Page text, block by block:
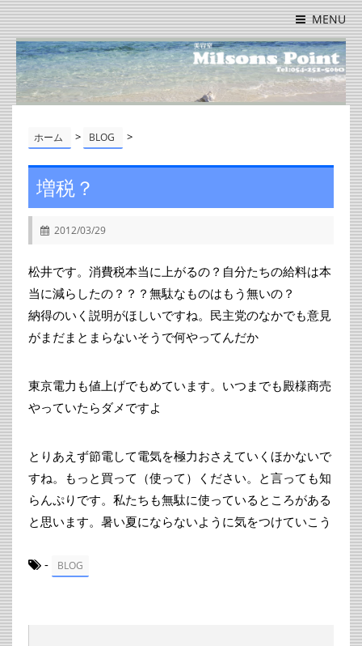
MENU
ホーム > BLOG >
増税？
2012/03/29
松井です。消費税本当に上がるの？自分たちの給料は本
当に減らしたの？？？無駄なものはもう無いの？
納得のいく説明がほしいですね。民主党のなかでも意見
がまだまとまらないそうで何やってんだか
東京電力も値上げでもめています。いつまでも殿様商売
やっていたらダメですよ
とりあえず節電して電気を極力おさえていくほかないで
すね。もっと買って（使って）ください。と言っても知
らんぷりです。私たちも無駄に使っているところがある
と思います。暑い夏にならないように気をつけていこう
- BLOG